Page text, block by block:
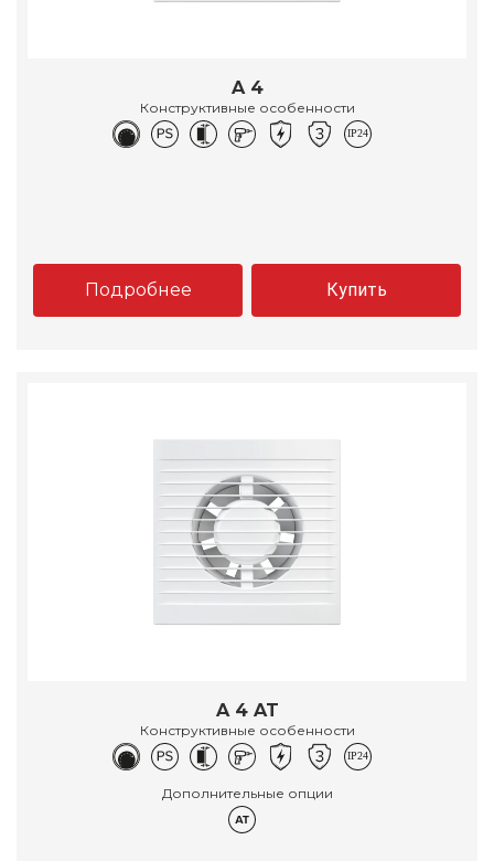
A 4
Конструктивные особенности
Подробнее Купить
A 4 AT
Конструктивные особенности
Дополнительные опции